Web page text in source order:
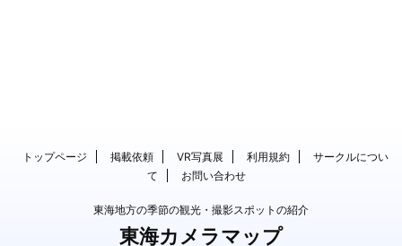
トップページ 掲載依頼 VR写真展 利用規約
サークルについ
て
お問い合わせ
東海地方の季節の観光・撮影スポットの紹介
東海カメラマップ